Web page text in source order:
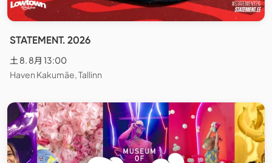
STATEMENT. 2026
土 8. 8月 13:00
Haven Kakumäe, Tallinn